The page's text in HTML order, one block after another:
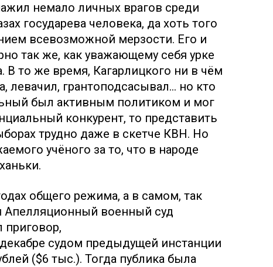
немало личных врагов среди
государева человека, да хоть того
всевозможной мерзости. Его и
так же, как уважающему себя урке
В то же время, Кагарлицкого ни в чём
левачил, грантоподсасывал… но кто
был активным политиком и мог
конкурент, то представить
трудно даже в скетче КВН. Но
учёного за то, что в народе
общего режима, а в самом, так
Апелляционный военный суд
приговор,
судом предыдущей инстанции
($6 тыс.). Тогда публика была